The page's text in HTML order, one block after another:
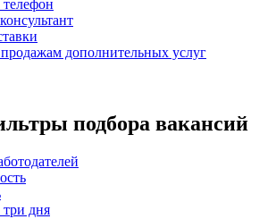
дополнительных услуг
подбора вакансий
три дня